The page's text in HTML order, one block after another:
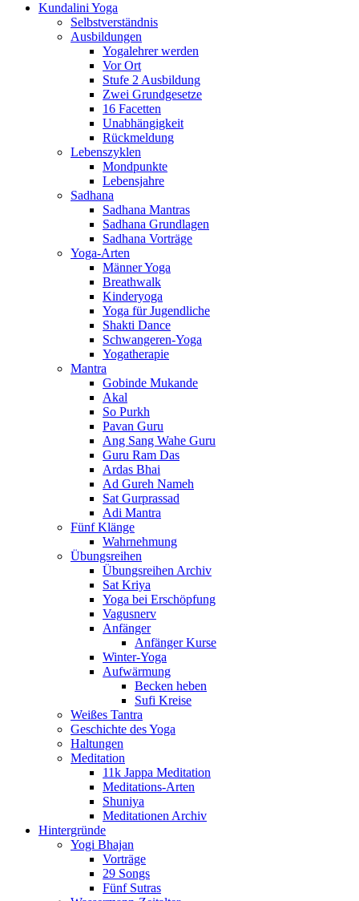
Kundalini Yoga
Selbstverständnis
Ausbildungen
Yogalehrer werden
Vor Ort
Stufe 2 Ausbildung
Zwei Grundgesetze
16 Facetten
Unabhängigkeit
Rückmeldung
Lebenszyklen
Mondpunkte
Lebensjahre
Sadhana
Sadhana Mantras
Sadhana Grundlagen
Sadhana Vorträge
Yoga-Arten
Männer Yoga
Breathwalk
Kinderyoga
Yoga für Jugendliche
Shakti Dance
Schwangeren-Yoga
Yogatherapie
Mantra
Gobinde Mukande
Akal
So Purkh
Pavan Guru
Ang Sang Wahe Guru
Guru Ram Das
Ardas Bhai
Ad Gureh Nameh
Sat Gurprassad
Adi Mantra
Fünf Klänge
Wahrnehmung
Übungsreihen
Übungsreihen Archiv
Sat Kriya
Yoga bei Erschöpfung
Vagusnerv
Anfänger
Anfänger Kurse
Winter-Yoga
Aufwärmung
Becken heben
Sufi Kreise
Weißes Tantra
Geschichte des Yoga
Haltungen
Meditation
11k Jappa Meditation
Meditations-Arten
Shuniya
Meditationen Archiv
Hintergründe
Yogi Bhajan
Vorträge
29 Songs
Fünf Sutras